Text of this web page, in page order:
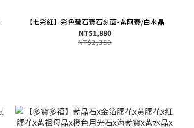
【七彩紅】彩色螢石寶石刻面-紫阿賽/白水晶
NT$1,880
NT$2,380